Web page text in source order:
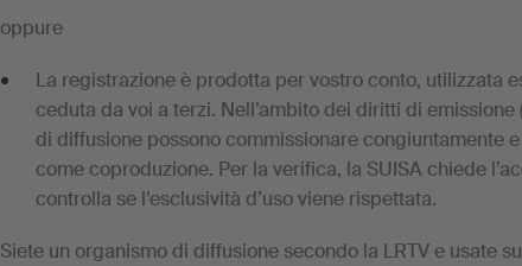
oppure
La registrazione è prodotta per vostro conto, utilizzata
ceduta da voi a terzi. Nell’ambito dei diritti di
di diffusione possono commissionare congiuntamente
come coproduzione. Per la verifica, la SUISA chiede
controlla se l’esclusività d’uso viene rispettata.
Siete un organismo di diffusione secondo la LRTV e usate